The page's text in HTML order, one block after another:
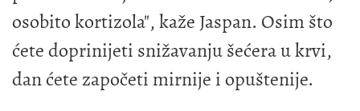
osobito kortizola", kaže Jaspan. Osim što
ćete doprinijeti snižavanju šećera u krvi,
dan ćete započeti mirnije i opuštenije.